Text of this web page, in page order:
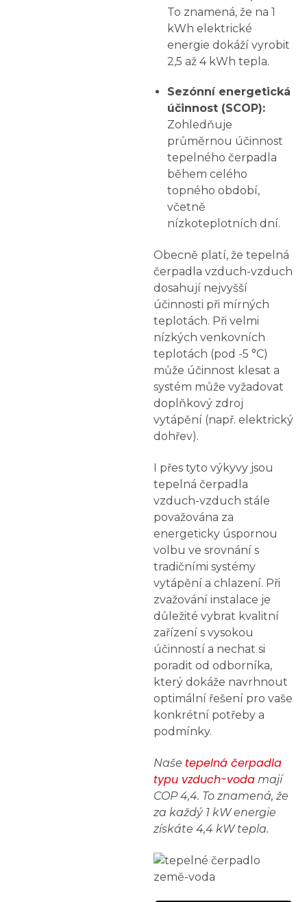
To znamená, že na 1
kWh elektrické
energie dokáží vyrobit
2,5 až 4 kWh tepla.
Sezónní energetická
účinnost (SCOP):
Zohledňuje
průměrnou účinnost
tepelného čerpadla
během celého
topného období,
včetně
nízkoteplotních dní.
Obecně platí, že tepelná
čerpadla vzduch-vzduch
dosahují nejvyšší
účinnosti při mírných
teplotách. Při velmi
nízkých venkovních
teplotách (pod -5 °C)
může účinnost klesat a
systém může vyžadovat
doplňkový zdroj
vytápění (např. elektrický
dohřev).
I přes tyto výkyvy jsou
tepelná čerpadla
vzduch-vzduch stále
považována za
energeticky úspornou
volbu ve srovnání s
tradičními systémy
vytápění a chlazení. Při
zvažování instalace je
důležité vybrat kvalitní
zařízení s vysokou
účinností a nechat si
poradit od odborníka,
který dokáže navrhnout
optimální řešení pro vaše
konkrétní potřeby a
podmínky.
Naše tepelná čerpadla
typu vzduch-voda mají
COP 4,4. To znamená, že
za každý 1 kW energie
získáte 4,4 kW tepla.